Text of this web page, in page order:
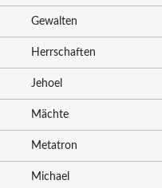
Gewalten
Herrschaften
Jehoel
Mächte
Metatron
Michael